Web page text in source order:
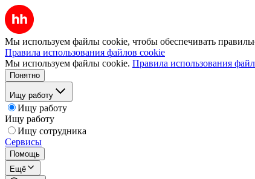
Мы используем файлы cookie, чтобы обеспечивать
Правила использования файлов cookie
Мы используем файлы cookie. Правила использования
Понятно
Ищу работу
Ищу работу
Ищу работу
Ищу сотрудника
Сервисы
Помощь
Ещё